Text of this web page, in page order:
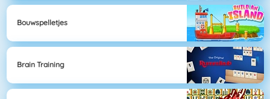
Bouwspelletjes
Brain Training